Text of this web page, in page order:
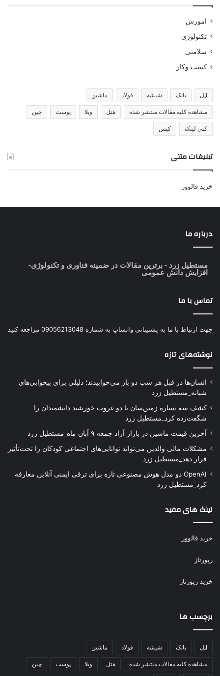
اموزش
تکنولوژی
سلامتی
کسب وکار
اپل بانک شیشه فولاد ماشین
مشاهده کلیه مقالات منتشر شده هتل ویلا پوست چین
کپی لینک کیس
تبلیغات متنی
خرید فالوور
درباره ما
مستطیل زرد - برترین مقالات در ضمینه فناوری و تکنولوژی-
افزایش دانش عمومی
تماس با ما
جهت ارتباط با ما به پشتیبانی واتساپ به شماره 09056213048 مراجعه کنید
نوشته‌های تازه
انسان‌ها در قبل هر شب دو بار می‌خوابیدند؛ دلیلی برای بیخوابی‌های
شبانه_مستطیل زرد
کشف سه سیاره زمین‌سان با دو غروب خورشید دانشمندان را
شگفت‌زده کرد_مستطیل زرد
آخرین قیمت ماشین در بازار آزاد جمعه ۹ آبان ماه_مستطیل زرد
مشکلات مالی والدین می‌تواند توانایی‌های اجتماعی کودکان را تحت‌تأثیر
قرار دهد_مستطیل زرد
OpenAI دو مدل هوش مصنوعی تازه برای ترقی ایمنی آنلاین معارفه
کرد_مستطیل زرد
لینک های مفید
خرید فالوور
رپورتاژ
خرید رپورتاژ
برچسب ها
اپل بانک شیشه فولاد ماشین
مشاهده کلیه مقالات منتشر شده هتل ویلا پوست چین